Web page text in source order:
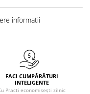
informatii
FACI CUMPĂRĂTURI
INTELIGENTE
Practi economisești zilnic